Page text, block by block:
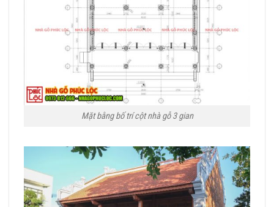
Mặt bằng bố trí cột nhà gỗ 3 gian